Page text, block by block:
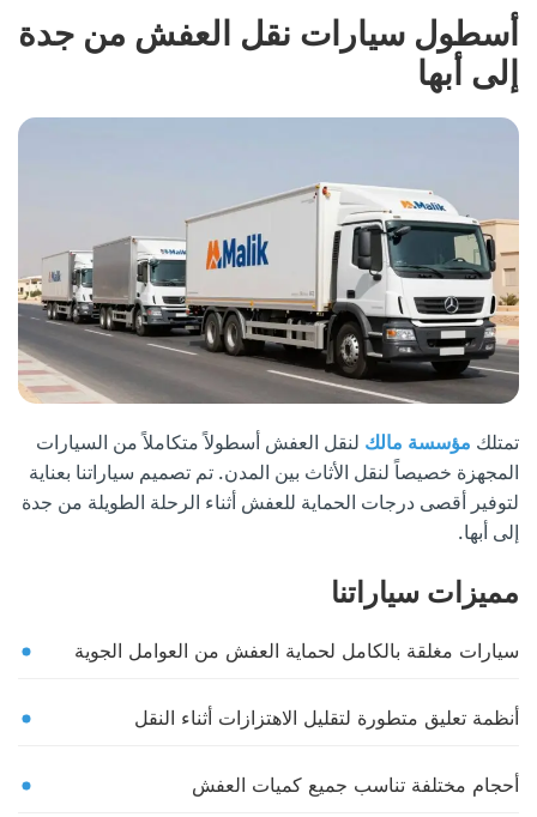
أسطول سيارات نقل العفش من جدة
إلى أبها
تمتلك مؤسسة مالك لنقل العفش أسطولاً متكاملاً من السيارات
المجهزة خصيصاً لنقل الأثاث بين المدن. تم تصميم سياراتنا بعناية
لتوفير أقصى درجات الحماية للعفش أثناء الرحلة الطويلة من جدة
إلى أبها.
مميزات سياراتنا
سيارات مغلقة بالكامل لحماية العفش من العوامل الجوية
أنظمة تعليق متطورة لتقليل الاهتزازات أثناء النقل
أحجام مختلفة تناسب جميع كميات العفش